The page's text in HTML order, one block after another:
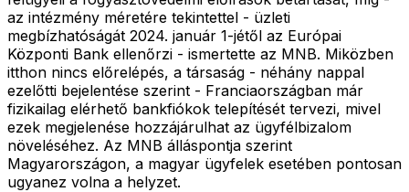
az intézmény méretére tekintettel - üzleti
megbízhatóságát 2024. január 1-jétől az Európai
Központi Bank ellenőrzi - ismertette az MNB. Miközben
itthon nincs előrelépés, a társaság - néhány nappal
ezelőtti bejelentése szerint - Franciaországban már
fizikailag elérhető bankfiókok telepítését tervezi, mivel
ezek megjelenése hozzájárulhat az ügyfélbizalom
növeléséhez. Az MNB álláspontja szerint
Magyarországon, a magyar ügyfelek esetében pontosan
ugyanez volna a helyzet.